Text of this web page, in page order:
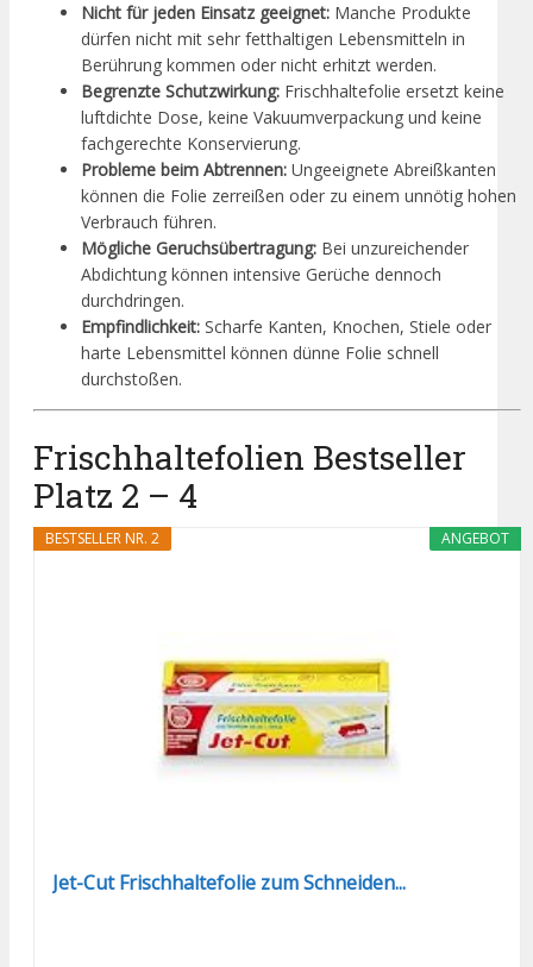
Nicht für jeden Einsatz geeignet: Manche Produkte
dürfen nicht mit sehr fetthaltigen Lebensmitteln in
Berührung kommen oder nicht erhitzt werden.
Begrenzte Schutzwirkung: Frischhaltefolie ersetzt keine
luftdichte Dose, keine Vakuumverpackung und keine
fachgerechte Konservierung.
Probleme beim Abtrennen: Ungeeignete Abreißkanten
können die Folie zerreißen oder zu einem unnötig hohen
Verbrauch führen.
Mögliche Geruchsübertragung: Bei unzureichender
Abdichtung können intensive Gerüche dennoch
durchdringen.
Empfindlichkeit: Scharfe Kanten, Knochen, Stiele oder
harte Lebensmittel können dünne Folie schnell
durchstoßen.
Frischhaltefolien Bestseller
Platz 2 – 4
ANGEBOT
BESTSELLER NR. 2
Jet-Cut Frischhaltefolie zum Schneiden...